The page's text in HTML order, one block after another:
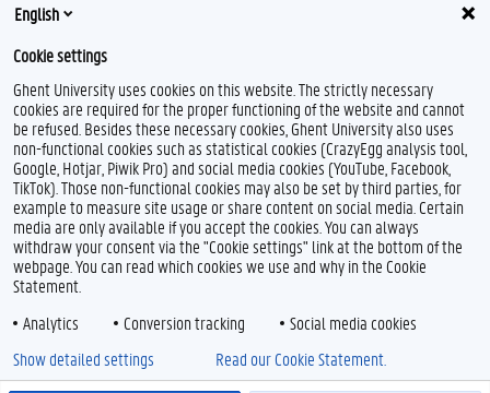
intellectuele rechten.
Feedback
Privacy
Disclaimer
Toegankelijkheid
© 2026 Universiteit Gent
English
Cookie settings
Ghent University uses cookies on this website. The strictly necessary
cookies are required for the proper functioning of the website and cannot
be refused. Besides these necessary cookies, Ghent University also uses
non-functional cookies such as statistical cookies (CrazyEgg analysis tool,
Google, Hotjar, Piwik Pro) and social media cookies (YouTube, Facebook,
TikTok). Those non-functional cookies may also be set by third parties, for
example to measure site usage or share content on social media. Certain
media are only available if you accept the cookies. You can always
withdraw your consent via the "Cookie settings" link at the bottom of the
webpage. You can read which cookies we use and why in the Cookie
Statement.
Analytics
Conversion tracking
Social media cookies
Show detailed settings
Read our Cookie Statement.